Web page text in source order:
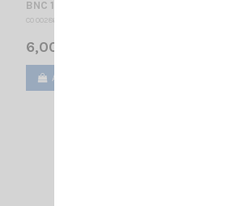
BNC 1501/10 PRISE BNC RG213 À SOUDER
CO 002868
6,00 €
Ajouter au panier